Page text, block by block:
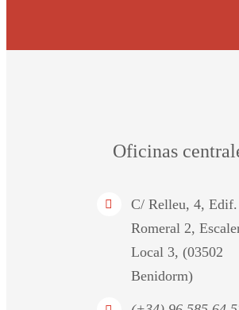
Oficinas
C/ Relleu, 4, Edif.
Romeral 2,
Local 3, (03502
Benidorm)